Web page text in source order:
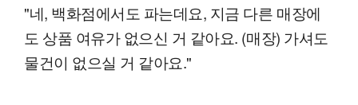
"네, 백화점에서도 파는데요, 지금 다른 매장에
도 상품 여유가 없으신 거 같아요. (매장) 가셔도
물건이 없으실 거 같아요."